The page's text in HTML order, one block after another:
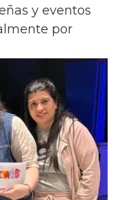
y eventos
por